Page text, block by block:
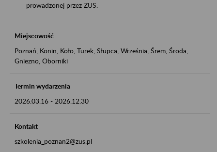
prowadzonej przez ZUS.
Miejscowość
Poznań, Konin, Koło, Turek, Słupca, Września, Śrem, Środa,
Gniezno, Oborniki
Termin wydarzenia
2026.03.16 - 2026.12.30
Kontakt
szkolenia_poznan2@zus.pl